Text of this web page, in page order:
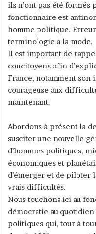
ils n’ont pas été formés
fonctionnaire est
homme politique.
terminologie à la mode.
Il est important de
concitoyens afin
France, notamment son
courageuse aux
maintenant.
Abordons à présent la
susciter une nouvelle
d’hommes politiques,
économiques et
d’émerger et de piloter
vrais difficultés.
Nous touchons ici au
démocratie au
politiques qui, tour à